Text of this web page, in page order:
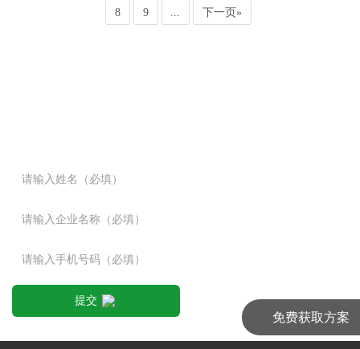
8 9 下一页»
提交
免费获取方案